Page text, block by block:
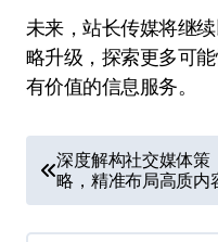
未来，站长传媒将继
略升级，探索更多可
有价值的信息服务。
章
导
深度解构社交媒体策
略，精准布局高质内